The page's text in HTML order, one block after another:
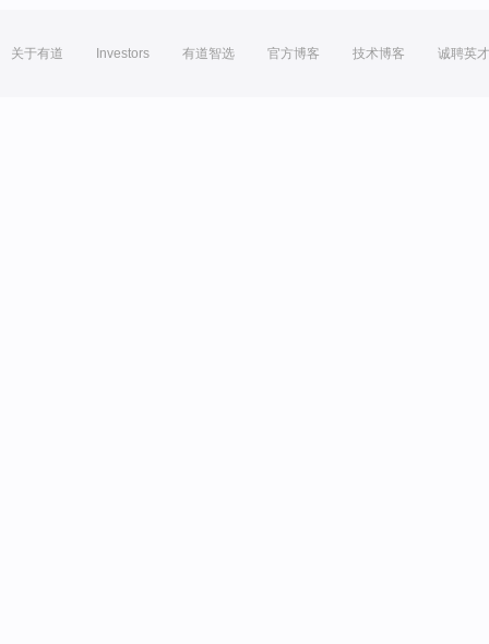
关于有道 Investors 有道智选 官方博客 技术博客 诚聘英才